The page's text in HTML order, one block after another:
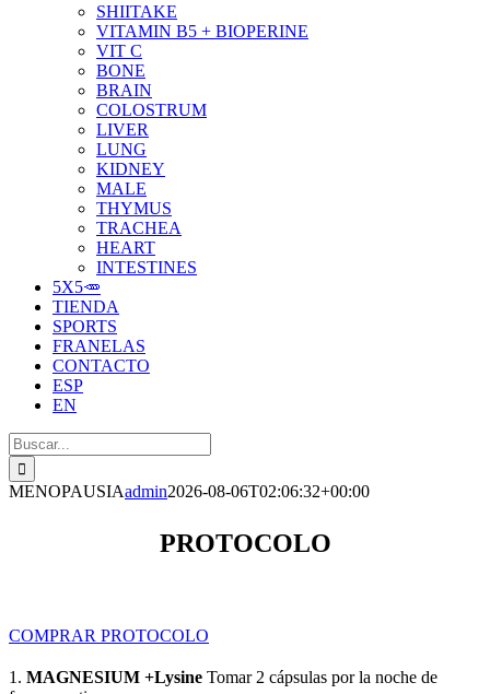
SHIITAKE
VITAMIN B5 + BIOPERINE
VIT C
BONE
BRAIN
COLOSTRUM
LIVER
LUNG
KIDNEY
MALE
THYMUS
TRACHEA
HEART
INTESTINES
5X5🥕
TIENDA
SPORTS
FRANELAS
CONTACTO
ESP
EN
Buscar:
MENOPAUSIAadmin2026-08-06T02:06:32+00:00
PROTOCOLO
COMPRAR PROTOCOLO
1. MAGNESIUM +Lysine Tomar 2 cápsulas por la noche de